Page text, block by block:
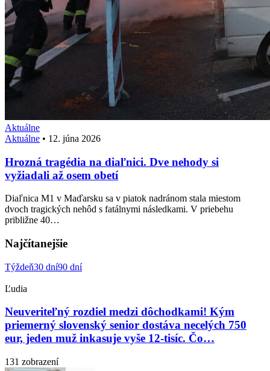
Aktuálne
Aktuálne • 12. júna 2026
Hrozná tragédia na diaľnici. Dve nehody si
vyžiadali až osem obetí
Diaľnica M1 v Maďarsku sa v piatok nadránom stala miestom
dvoch tragických nehôd s fatálnymi následkami. V priebehu
približne 40…
Najčítanejšie
Týždeň30 dní90 dní
Ľudia
Neuveriteľný rozdiel medzi dôchodkami! Kým
priemerný slovenský senior dostáva necelých 750
eur, jeden muž inkasuje vyše 12-tisíc. Čo…
131 zobrazení